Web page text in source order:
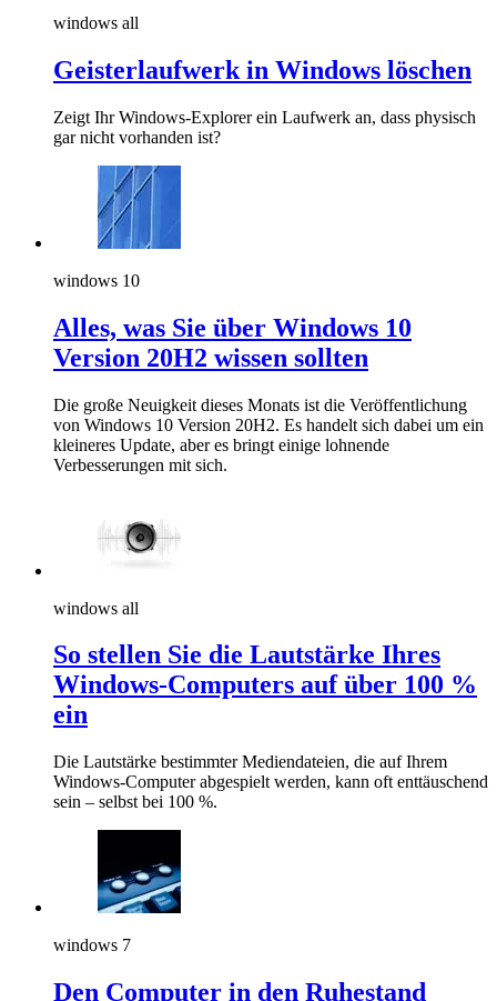
windows all
Geisterlaufwerk in Windows löschen
Zeigt Ihr Windows-Explorer ein Laufwerk an, dass physisch
gar nicht vorhanden ist?
windows 10
Alles, was Sie über Windows 10
Version 20H2 wissen sollten
Die große Neuigkeit dieses Monats ist die Veröffentlichung
von Windows 10 Version 20H2. Es handelt sich dabei um ein
kleineres Update, aber es bringt einige lohnende
Verbesserungen mit sich.
windows all
So stellen Sie die Lautstärke Ihres
Windows-Computers auf über 100 %
ein
Die Lautstärke bestimmter Mediendateien, die auf Ihrem
Windows-Computer abgespielt werden, kann oft enttäuschend
sein – selbst bei 100 %.
windows 7
Den Computer in den Ruhestand